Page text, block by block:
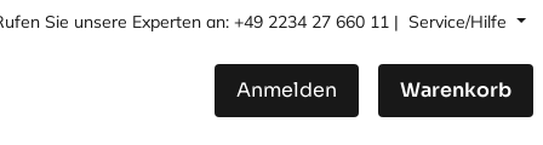
Sie unsere Experten an: +49 2234 27 660 11 | Service/Hilfe
Anmelden Warenkorb